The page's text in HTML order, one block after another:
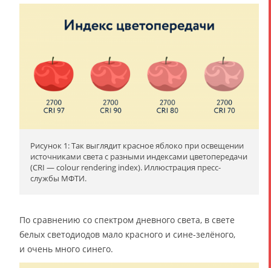
Рисунок 1: Так выглядит красное яблоко при освещении
источниками света с разными индексами цветопередачи
(CRI — colour rendering index). Иллюстрация пресс-
службы МФТИ.
По сравнению со спектром дневного света, в свете
белых светодиодов мало красного и сине-зелёного,
и очень много синего.